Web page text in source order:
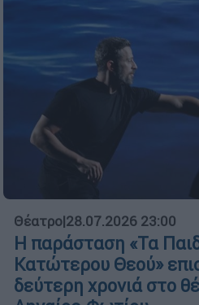
Θέατρο|28.07.2026 23:00
Η παράσταση «Τα
Κατώτερου Θεού»
δεύτερη χρονιά στο